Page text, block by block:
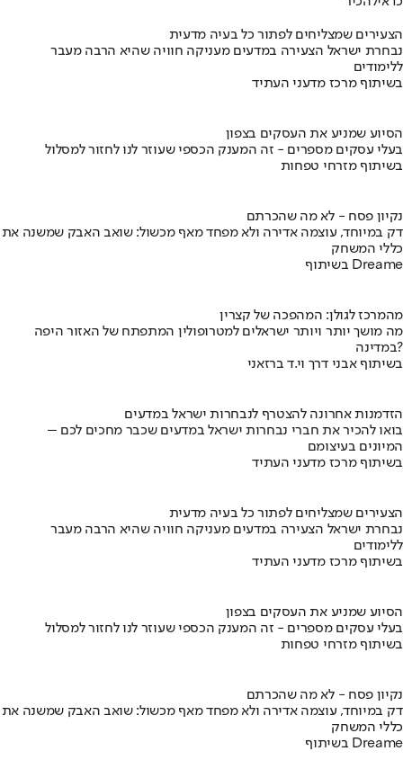
הצעירים שמצליחים לפתור כל בעיה מדעית
נבחרת ישראל הצעירה במדעים מעניקה חוויה שהיא הרבה מעבר
ללימודים
בשיתוף מרכז מדעני העתיד
הסיוע שמניע את העסקים בצפון
בעלי עסקים מספרים - זה המענק הכספי שעוזר לנו לחזור למסלול
בשיתוף מזרחי טפחות
נקיון פסח - לא מה שהכרתם
דק במיוחד, עוצמה אדירה ולא מפחד מאף מכשול: שואב האבק שמשנה את
כללי המשחק
בשיתוף Dreame
מהמרכז לגולן: המהפכה של קצרין
מה מושך יותר ויותר ישראלים למטרופולין המתפתח של האזור היפה
במדינה?
בשיתוף אבני דרך וי.ד ברזאני
הזדמנות אחרונה להצטרף לנבחרות ישראל במדעים
בואו להכיר את חברי נבחרות ישראל במדעים שכבר מחכים לכם –
המיונים בעיצומם
בשיתוף מרכז מדעני העתיד
הצעירים שמצליחים לפתור כל בעיה מדעית
נבחרת ישראל הצעירה במדעים מעניקה חוויה שהיא הרבה מעבר
ללימודים
בשיתוף מרכז מדעני העתיד
הסיוע שמניע את העסקים בצפון
בעלי עסקים מספרים - זה המענק הכספי שעוזר לנו לחזור למסלול
בשיתוף מזרחי טפחות
נקיון פסח - לא מה שהכרתם
דק במיוחד, עוצמה אדירה ולא מפחד מאף מכשול: שואב האבק שמשנה את
כללי המשחק
בשיתוף Dreame